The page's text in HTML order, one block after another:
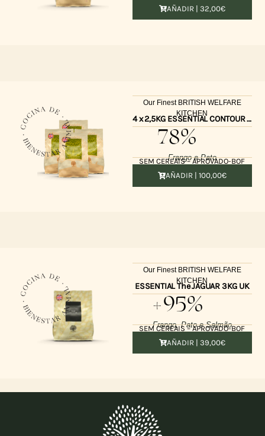
AÑADIR | 32,00€
Our Finest BRITISH WELFARE
KITCHEN
4 x 2,5KG ESSENTIAL CONTOUR SMALL SIZE UK
78%
Frango e Pato
SEM CEREAIS – APROVADO-BOF
AÑADIR | 100,00€
Our Finest BRITISH WELFARE
KITCHEN
ESSENTIAL The JAGUAR 3KG UK
+95%
Frango, Pato e Salmão
SEM CEREAIS – APROVADO-BOF
AÑADIR | 39,00€